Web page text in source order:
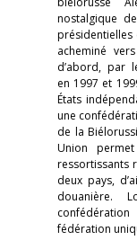
nostalgique
présidentielles
acheminé
d’abord, par
en 1997 et
États
une
de la
Union
ressortissants
deux pays,
douanière.
fédération